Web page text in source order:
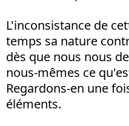
L'inconsistance de
temps sa nature
dès que nous nous
nous-mêmes ce
Regardons-en une
éléments.